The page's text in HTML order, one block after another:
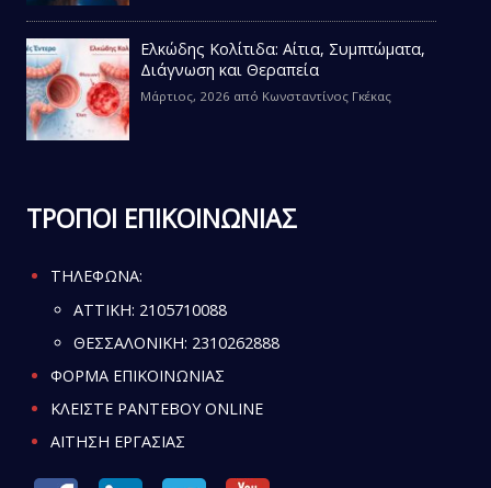
Ελκώδης Κολίτιδα: Αίτια, Συμπτώματα,
Διάγνωση και Θεραπεία
Μάρτιος, 2026 από Κωνσταντίνος Γκέκας
ΤΡΟΠΟΙ ΕΠΙΚΟΙΝΩΝΙΑΣ
ΤΗΛΕΦΩΝΑ:
ATTIKH: 2105710088
ΘΕΣΣΑΛΟΝΙΚΗ: 2310262888
ΦΟΡΜΑ ΕΠΙΚΟΙΝΩΝΙΑΣ
ΚΛΕΙΣΤΕ ΡΑΝΤΕΒΟΥ ONLINE
ΑΙΤΗΣΗ ΕΡΓΑΣΙΑΣ